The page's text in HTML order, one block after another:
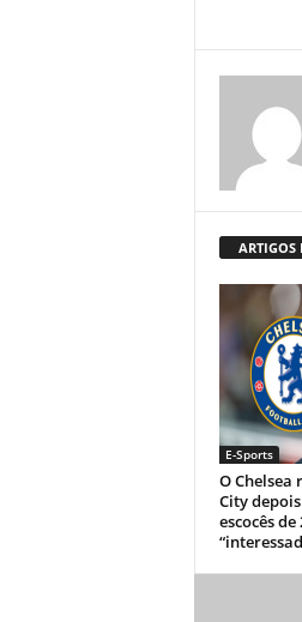
ARTIGOS
E-Sports
O Chelsea
City
escocês